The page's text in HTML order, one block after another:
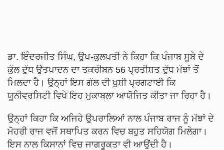
ਡਾ. ਇੰਦਰਜੀਤ ਸਿੰਘ, ਉਪ-ਕੁਲਪਤੀ ਨੇ ਕਿਹਾ ਕਿ ਪੰਜਾਬ ਸੂਬੇ ਦੇ
ਕੁੱਲ ਦੁੱਧ ਉਤਪਾਦਨ ਦਾ ਤਕਰੀਬਨ 56 ਪ੍ਰਤੀਸ਼ਤ ਦੁੱਧ ਮੱਝਾਂ ਤੋਂ
ਮਿਲਦਾ ਹੈ। ਉਨ੍ਹਾਂ ਇਸ ਗੱਲ ਦੀ ਖੁਸ਼ੀ ਪ੍ਰਗਟਾਈ ਕਿ
ਯੂਨੀਵਰਸਿਟੀ ਵਿਖੇ ਇਹ ਮੁਕਾਬਲਾ ਆਯੋਜਿਤ ਕੀਤਾ ਜਾ ਰਿਹਾ ਹੈ।
ਉਨ੍ਹਾਂ ਕਿਹਾ ਕਿ ਅਜਿਹੇ ਉਪਰਾਲਿਆਂ ਨਾਲ ਪੰਜਾਬ ਰਾਜ ਨੂੰ ਮੱਝਾਂ ਦੇ
ਮੋਹਰੀ ਰਾਜ ਵਜੋਂ ਸਥਾਪਿਤ ਕਰਨ ਵਿਚ ਬਹੁਤ ਸਹਿਯੋਗ ਮਿਲੇਗਾ।
ਇਸ ਨਾਲ ਕਿਸਾਨਾਂ ਵਿਚ ਜਾਗਰੂਕਤਾ ਵੀ ਆਉਂਦੀ ਹੈ।